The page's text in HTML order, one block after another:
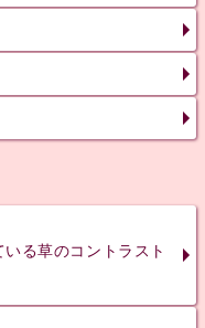
る草のコントラスト